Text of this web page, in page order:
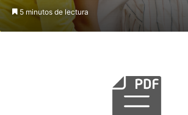
5 minutos de lectura